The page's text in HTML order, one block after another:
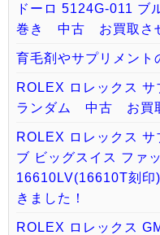
ドーロ 5124G-011 ブ
巻き 中古 お買取さ
育毛剤やサプリメント
ROLEX ロレックス
ランダム 中古 お買
ROLEX ロレックス
ブ ビッグスイス ファ
16610LV(16610T刻
きました！
ROLEX ロレックス